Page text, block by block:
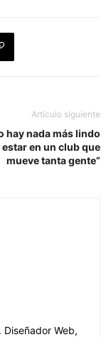
Artículo siguiente
hay nada más lindo
estar en un club que
mueve tanta gente”
. Diseñador Web,